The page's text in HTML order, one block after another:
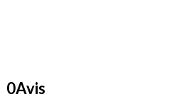
0Avis